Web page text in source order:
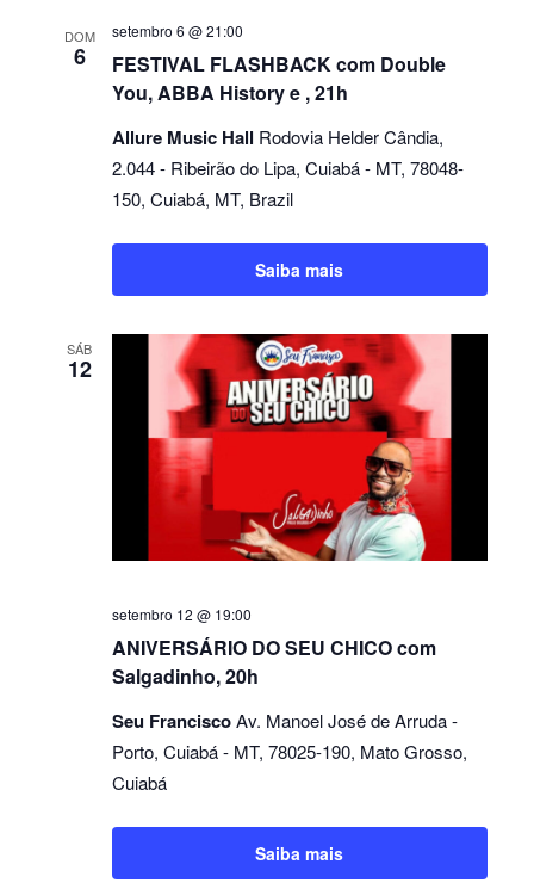
DOM
6
setembro 6 @ 21:00
FESTIVAL FLASHBACK com Double
You, ABBA History e , 21h
Allure Music Hall Rodovia Helder Cândia,
2.044 - Ribeirão do Lipa, Cuiabá - MT, 78048-
150, Cuiabá, MT, Brazil
Saiba mais
SÁB
12
setembro 12 @ 19:00
ANIVERSÁRIO DO SEU CHICO com
Salgadinho, 20h
Seu FranciscoAv. Manoel José de Arruda -
Porto, Cuiabá - MT, 78025-190, Mato Grosso,
Cuiabá
Saiba mais